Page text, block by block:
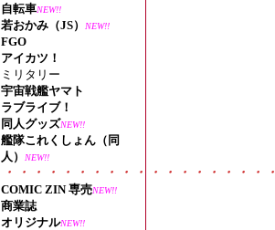
自転車NEW!!
若おかみ（JS） NEW!!
FGO
アイカツ！
ミリタリー
宇宙戦艦ヤマト
ラブライブ！
同人グッズNEW!!
艦隊これくしょん（同
人）
NEW!!
・・・・・・・・・・・・・・・・・・・
COMIC ZIN 専売NEW!!
商業誌
オリジナルNEW!!